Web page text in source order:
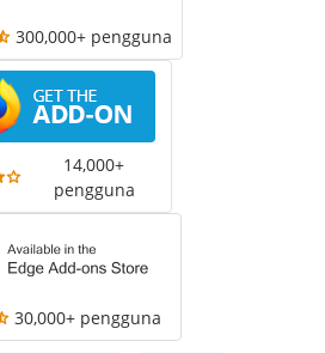
300,000+ pengguna
14,000+
pengguna
30,000+ pengguna